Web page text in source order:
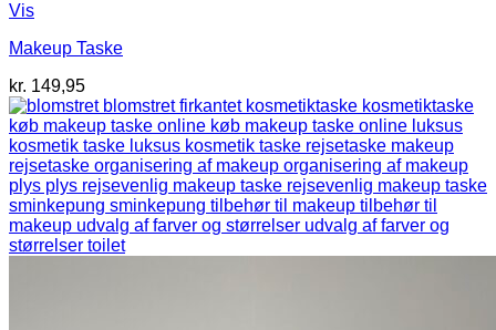
Vis
Makeup Taske
kr. 149,95